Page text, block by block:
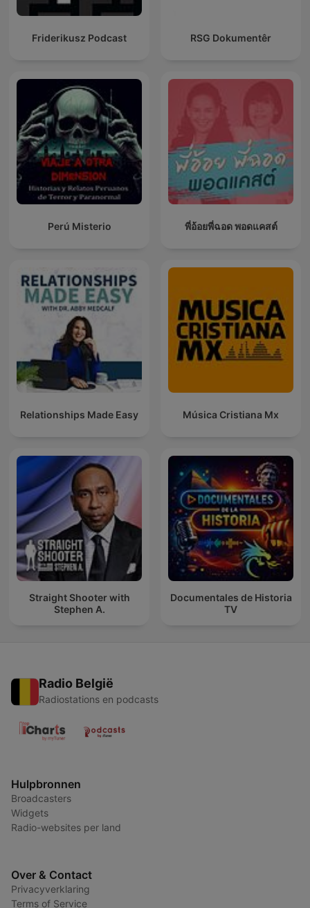
Friderikusz Podcast RSG Dokumentêr
Perú Misterio พี่อ้อยพี่ฉอด พอดแคสต์
Relationships Made Easy Música Cristiana Mx
Straight Shooter with
Stephen A.
Documentales de Historia
TV
Radio België
Radiostations en podcasts
Hulpbronnen
Broadcasters
Widgets
Radio-websites per land
Over & Contact
Privacyverklaring
Terms of Service